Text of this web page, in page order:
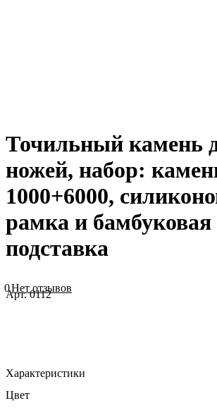
Точильный камень
ножей, набор:
1000+6000,
рамка и бамбуковая
подставка
0Нет отзывов
Арт.0112
Характеристики
Цвет